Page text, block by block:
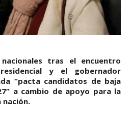
tras el encuentro
y el gobernador
“pacta candidatos de baja
a cambio de apoyo para la
nación.